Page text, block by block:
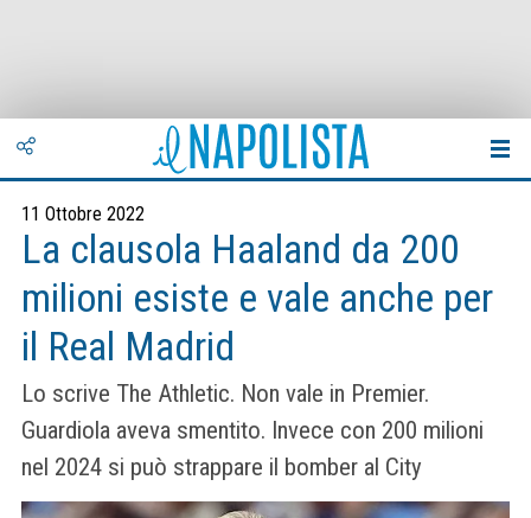
11 Ottobre 2022
La clausola Haaland da 200
milioni esiste e vale anche per
il Real Madrid
Lo scrive The Athletic. Non vale in Premier.
Guardiola aveva smentito. Invece con 200 milioni
nel 2024 si può strappare il bomber al City